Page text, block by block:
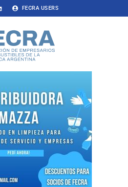
FECRA USERS